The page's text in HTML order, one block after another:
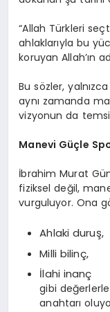
“Allah Türkleri
ahlaklarıyla bu
koruyan Allah’ın
Bu sözler,
aynı zamanda
vizyonun da
Manevi Güçle
İbrahim Murat
fiziksel değil,
vurguluyor. Ona
Ahlaki duruş,
Milli bilinç,
İlahi inanç
gibi
anahtarı